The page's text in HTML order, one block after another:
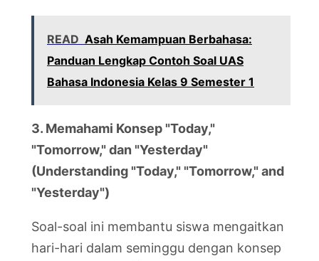
READ Asah Kemampuan Berbahasa:
Panduan Lengkap Contoh Soal UAS
Bahasa Indonesia Kelas 9 Semester 1
3. Memahami Konsep "Today,"
"Tomorrow," dan "Yesterday"
(Understanding "Today," "Tomorrow," and
"Yesterday")
Soal-soal ini membantu siswa mengaitkan
hari-hari dalam seminggu dengan konsep